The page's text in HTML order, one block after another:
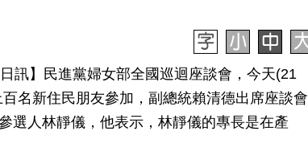
訊】民進黨婦女部全國巡迴座談會，今天(21
名新住民朋友參加，副總統賴清德出席座談會
選人林靜儀，他表示，林靜儀的專長是在產